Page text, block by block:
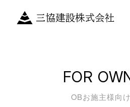
FOR
OBお施主様向